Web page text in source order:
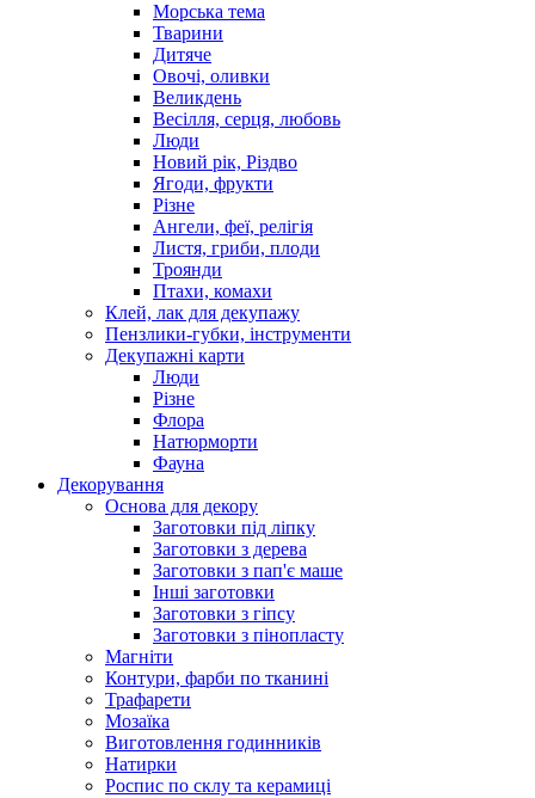
Морська тема
Тварини
Дитяче
Овочі, оливки
Великдень
Весілля, серця, любовь
Люди
Новий рік, Різдво
Ягоди, фрукти
Різне
Ангели, феї, релігія
Листя, гриби, плоди
Троянди
Птахи, комахи
Клей, лак для декупажу
Пензлики-губки, інструменти
Декупажні карти
Люди
Різне
Флора
Натюрморти
Фауна
Декорування
Основа для декору
Заготовки під ліпку
Заготовки з дерева
Заготовки з пап'є маше
Інші заготовки
Заготовки з гіпсу
Заготовки з пінопласту
Магніти
Контури, фарби по тканині
Трафарети
Мозаїка
Виготовлення годинників
Натирки
Роспис по склу та керамиці